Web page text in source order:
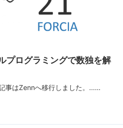
ログラミングで数独を解
事はZennへ移行しました。...…